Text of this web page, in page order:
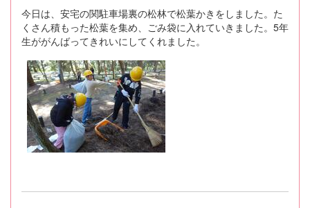
今日は、安宅の関駐車場裏の松林で松葉かきをしました。た
くさん積もった松葉を集め、ごみ袋に入れていきました。5年
生ががんばってきれいにしてくれました。